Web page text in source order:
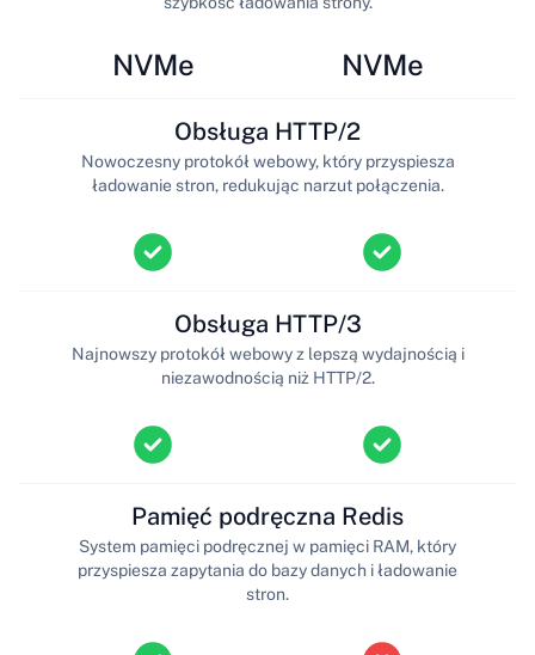
NVMe NVMe
Obsługa HTTP/2
Nowoczesny protokół webowy, który przyspiesza
ładowanie stron, redukując narzut połączenia.
Obsługa HTTP/3
Najnowszy protokół webowy z lepszą wydajnością i
niezawodnością niż HTTP/2.
Pamięć podręczna Redis
System pamięci podręcznej w pamięci RAM, który
przyspiesza zapytania do bazy danych i ładowanie
stron.